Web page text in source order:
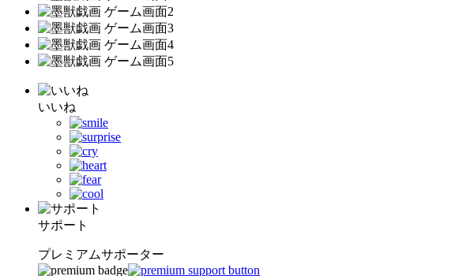
いいね
サポート
プレミアムサポーター